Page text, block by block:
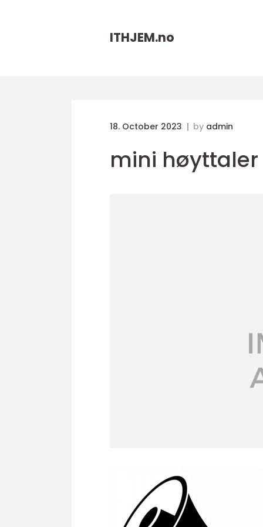
ITHJEM.no
18. October 2023 by admin
mini høyttaler